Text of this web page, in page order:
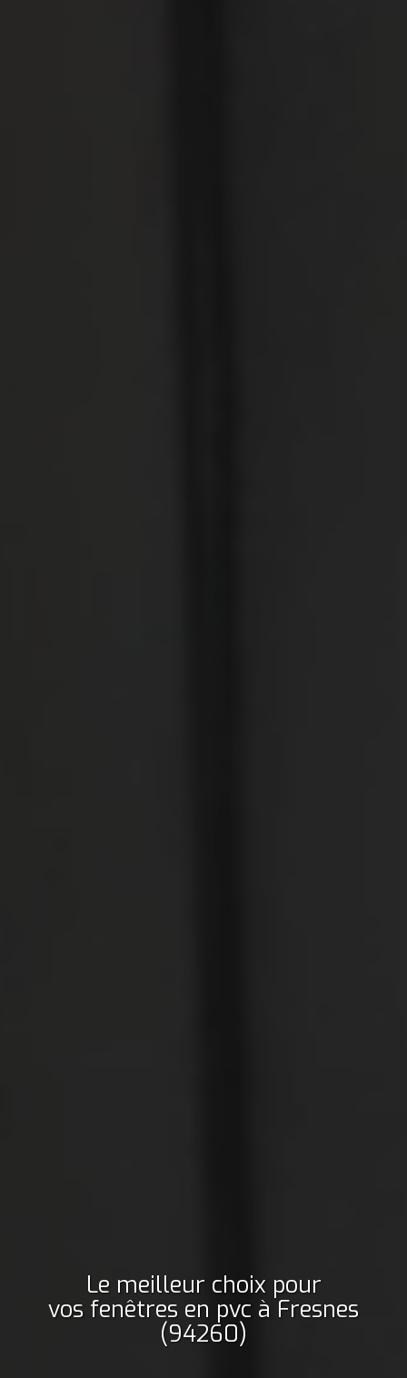
Le meilleur choix pour
vos fenêtres en pvc à Fresnes
(94260)